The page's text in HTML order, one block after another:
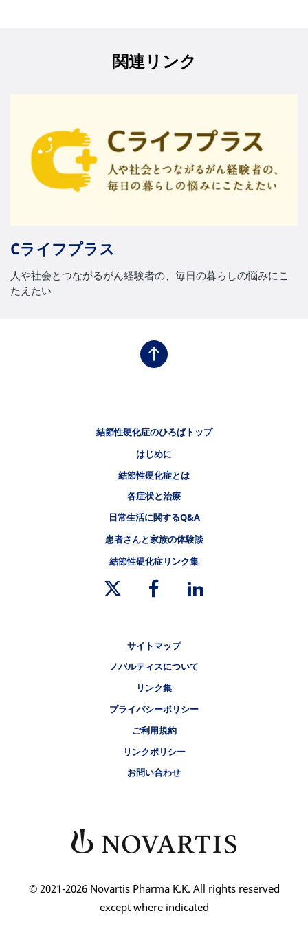
関連リンク
Cライフプラス
人や社会とつながるがん経験者の、毎日の暮らしの悩みにこ
たえたい
結節性硬化症のひろばトップ
はじめに
結節性硬化症とは
各症状と治療
日常生活に関するQ&A
患者さんと家族の体験談
結節性硬化症リンク集
サイトマップ
ノバルティスについて
リンク集
プライバシーポリシー
ご利用規約
リンクポリシー
お問い合わせ
© 2021-2026 Novartis Pharma K.K. All rights reserved
except where indicated